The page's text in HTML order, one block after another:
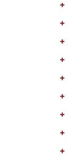
+
+
+
+
+
+
+
+
+